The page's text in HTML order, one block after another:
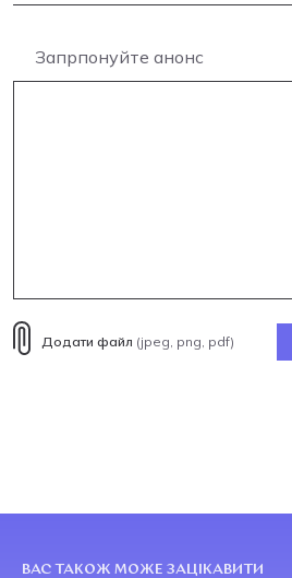
Запрпонуйте анонс
Додати файл (jpeg, png, pdf)
ВАС ТАКОЖ МОЖЕ ЗАЦІКАВИТИ